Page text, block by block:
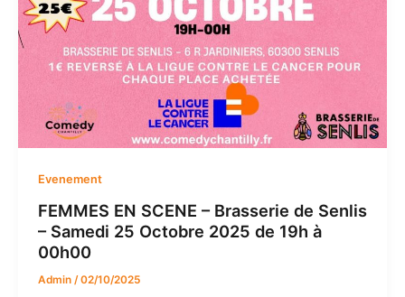
Evenement
FEMMES EN SCENE – Brasserie de Senlis
– Samedi 25 Octobre 2025 de 19h à
00h00
Admin /02/10/2025